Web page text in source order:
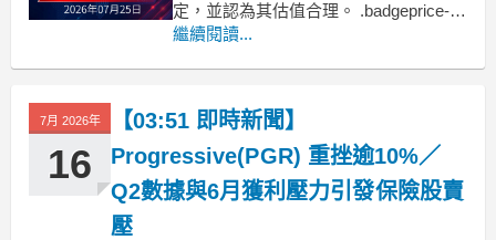
定，並認為其估值合理。 .badgeprice-
container {
gap: 1rem !important;
繼續閱讀...
7月 2026年
16
【03:51 即時新聞】
Progressive(PGR) 重挫逾10%／
Q2數據與6月獲利壓力引發保險股賣
壓